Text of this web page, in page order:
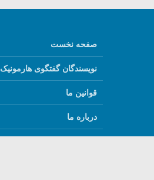
صفحه نخست
نویسندگان گفتگوی هارمونیک
قوانین ما
درباره ما